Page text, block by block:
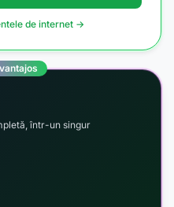
de internet →
într-un singur